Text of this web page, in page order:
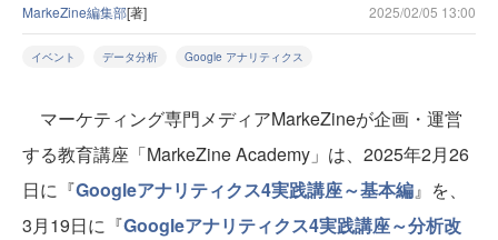
MarkeZine編集部[著] 2025/02/05 13:00
イベント データ分析 Google アナリティクス
マーケティング専門メディアMarkeZineが企画・運営
する教育講座「MarkeZine Academy」は、2025年2月26
日に『Googleアナリティクス4実践講座～基本編』を、
3月19日に『Googleアナリティクス4実践講座～分析改